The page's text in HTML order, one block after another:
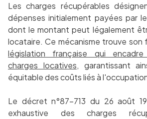
Les charges récupérables
dépenses initialement payées par
dont le montant peut légalement
locataire. Ce mécanisme trouve son
législation française qui
charges locatives, garantissant
équitable des coûts liés à
Le décret n°87-713 du 26 août
exhaustive des charges